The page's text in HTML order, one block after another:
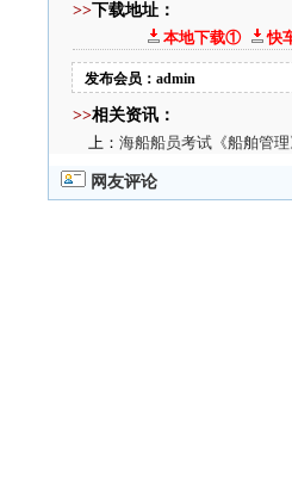
>>下载地址：
本地下载①
快
发布会员：admin
>>相关资讯：
上： 海船船员考试《船舶管
网友评论